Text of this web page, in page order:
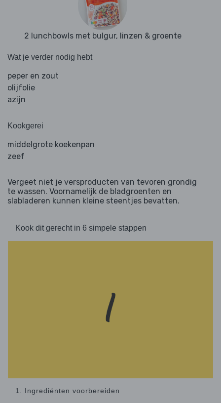
2 lunchbowls met bulgur, linzen & groente
Wat je verder nodig hebt
peper en zout
olijfolie
azijn
Kookgerei
middelgrote koekenpan
zeef
Vergeet niet je versproducten van tevoren grondig
te wassen. Voornamelijk de bladgroenten en
slabladeren kunnen kleine steentjes bevatten.
Kook dit gerecht in 6 simpele stappen
1. Ingrediënten voorbereiden